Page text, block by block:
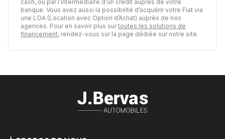
cash, ou par l’intermédiaire d’un crédit auprès de votre
banque. Vous avez aussi la possibilité d’acquérir votre Fiat via
une LOA (Location avec Option d’Achat) auprès de nos
agences. Pour en savoir plus surtoutes les solutions de
financement, rendez-vous sur la page dédiée sur notre site.